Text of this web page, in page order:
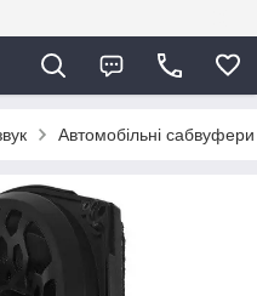
Автомобільні сабвуфери